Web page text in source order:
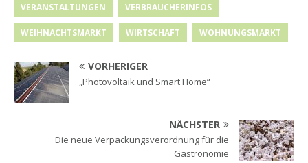
VERANSTALTUNGEN VERBRAUCHERINFOS
WEIHNACHTSMARKT WIRTSCHAFT WOHNUNGSMARKT
VORHERIGER
„Photovoltaik und Smart Home“
NÄCHSTER
Die neue Verpackungsverordnung für die
Gastronomie